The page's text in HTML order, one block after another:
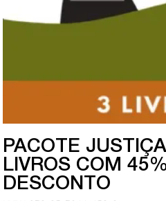
PACOTE
LIVROS COM
DESCONTO